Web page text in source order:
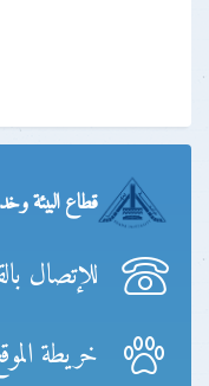
قطاع البيئة
للإتصال
خريطة